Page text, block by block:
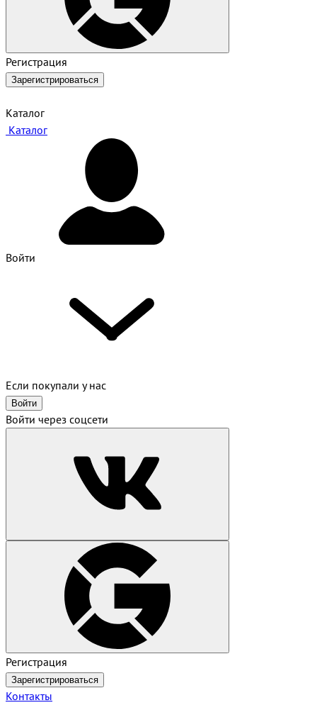
Регистрация
Зарегистрироваться
Каталог
Каталог
Войти
Если покупали у нас
Войти
Войти через соцсети
Регистрация
Зарегистрироваться
Контакты